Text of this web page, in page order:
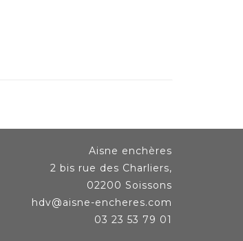
Aisne enchères
2 bis rue des Charliers,
02200 Soissons
hdv@aisne-encheres.com
03 23 53 79 01